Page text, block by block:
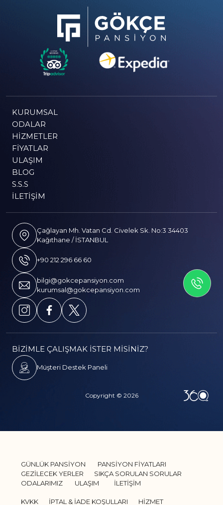
İLETİSİME GEÇİN
KURUMSAL
ODALAR
HIZMETLER
FIYATLAR
ULAŞIM
BLOG
S.S.S
İLETIŞIM
Çağlayan Mh. Vatan Cd. Civelek Sk. No:3 34403
Kağıthane / İSTANBUL
+90 212 296 66 60
bilgi@gokcepansiyon.com
kurumsal@gokcepansiyon.com
Müşteri Destek Paneli
BİZİMLE ÇALIŞMAK İSTER MİSİNİZ?
Copyright © 2026
GÜNLÜK PANSİYON
PANSİYON FİYATLARI
GEZİLECEK YERLER
SIKÇA SORULAN SORULAR
ODALARIMIZ
ULAŞIM İLETİŞİM
KVKK İPTAL & İADE KOŞULLARI HİZMET